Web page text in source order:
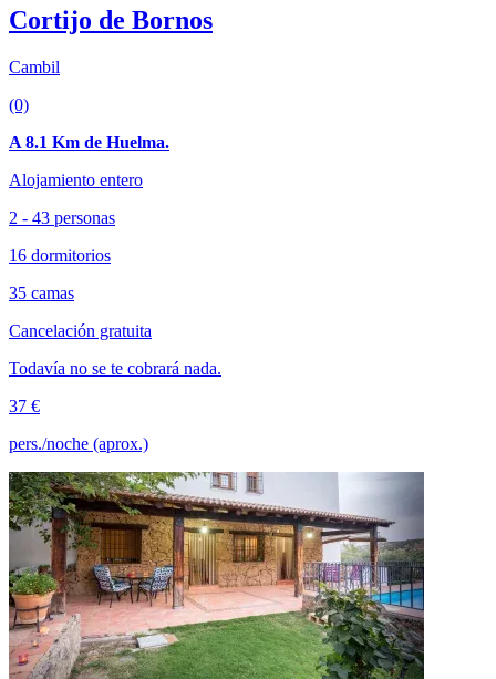
Cortijo de Bornos
Cambil
(0)
A 8.1 Km de Huelma.
Alojamiento entero
2 - 43 personas
16 dormitorios
35 camas
Cancelación gratuita
Todavía no se te cobrará nada.
37 €
pers./noche (aprox.)